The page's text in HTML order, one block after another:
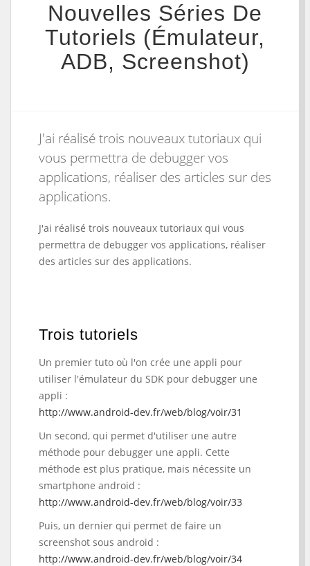
Nouvelles Séries De
Tutoriels (émulateur,
ADB, Screenshot)
J'ai réalisé trois nouveaux tutoriaux qui
vous permettra de debugger vos
applications, réaliser des articles sur des
applications.
J'ai réalisé trois nouveaux tutoriaux qui vous
permettra de debugger vos applications, réaliser
des articles sur des applications.
Trois tutoriels
Un premier tuto où l'on crée une appli pour
utiliser l'émulateur du SDK pour debugger une
appli :
http://www.android-dev.fr/web/blog/voir/31
Un second, qui permet d'utiliser une autre
méthode pour debugger une appli. Cette
méthode est plus pratique, mais nécessite un
smartphone android :
http://www.android-dev.fr/web/blog/voir/33
Puis, un dernier qui permet de faire un
screenshot sous android :
http://www.android-dev.fr/web/blog/voir/34